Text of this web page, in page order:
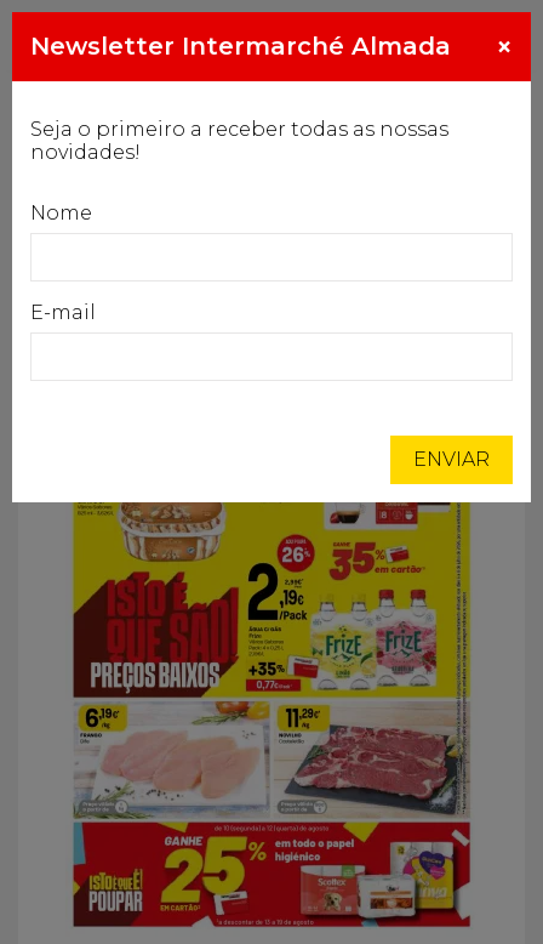
2.054
€/L 2.094
1.959
1.999
de
FOLHETOS
×
Newsletter Intermarché Almada
Seja o primeiro a receber todas as nossas
novidades!
Nome
E-mail
ENVIAR